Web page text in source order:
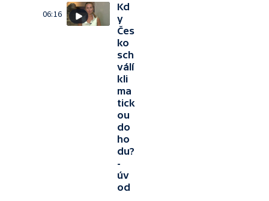
06:16
Kd
y
Čes
ko
sch
válí
kli
ma
tick
ou
do
ho
du?
-
úv
od